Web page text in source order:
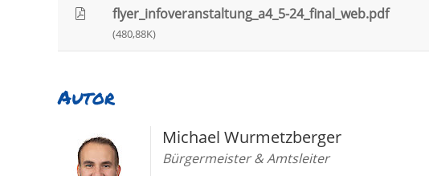
flyer_infoveranstaltung_a4_5-24_final_web.pdf
(480,88K)
Autor
Michael Wurmetzberger
Bürgermeister & Amtsleiter